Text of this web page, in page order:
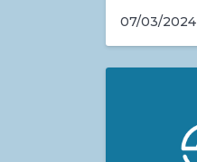
07/03/2024